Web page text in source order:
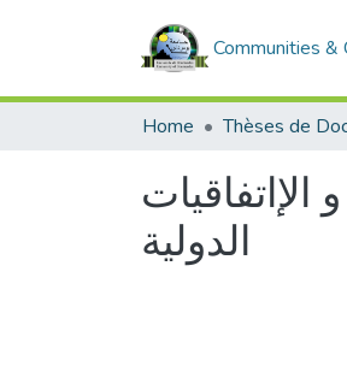
Communities &
Home
الدولية